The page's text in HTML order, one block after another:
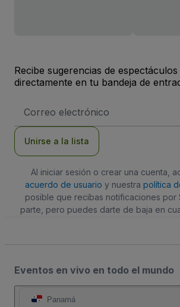
Recibe sugerencias de
directamente en tu bandeja de
de
Unirse a la lista
Al iniciar sesión o crear una cuenta,
acuerdo de usuario y nuestra política
posible que recibas notificaciones por
parte, pero puedes darte de baja en
Eventos en vivo en todo el mundo
Panamá